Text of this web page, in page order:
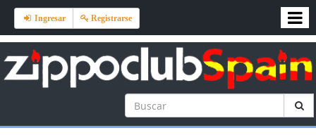
Ingresar Registrarse